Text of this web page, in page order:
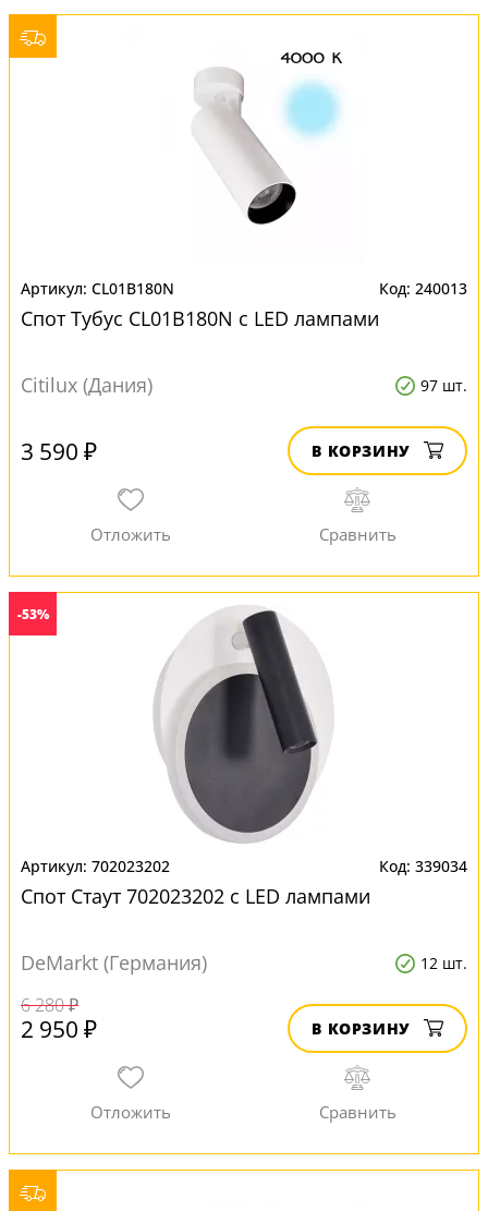
CL01B180N 240013
Спот Тубус CL01B180N с LED лампами
Citilux (Дания) 97 шт.
3 590 ₽ В КОРЗИНУ
-53%
702023202 339034
Спот Стаут 702023202 с LED лампами
DeMarkt (Германия) 12 шт.
6 280 ₽
2 950 ₽ В КОРЗИНУ